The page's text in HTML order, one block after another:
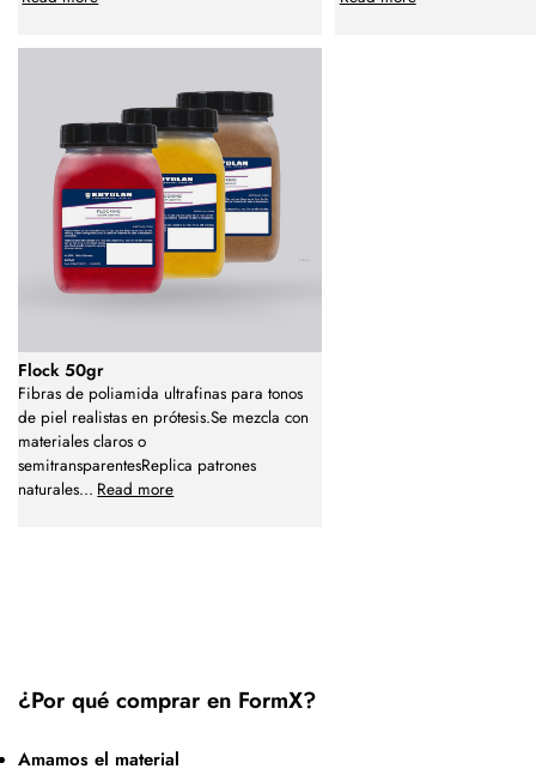
Flock 50gr
Fibras de poliamida ultrafinas para tonos
de piel realistas en prótesis.Se mezcla con
materiales claros o
semitransparentesReplica patrones
naturales... Read more
¿Por qué comprar en FormX?
Amamos el material